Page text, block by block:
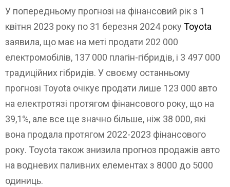
У попередньому прогнозі на фінансовий рік з 1
квітня 2023 року по 31 березня 2024 року Toyota
заявила, що має на меті продати 202 000
електромобілів, 137 000 плагін-гібридів, і 3 497 000
традиційних гібридів. У своєму останньому
прогнозі Toyota очікує продати лише 123 000 авто
на електротязі протягом фінансового року, що на
39,1%, але все ще значно більше, ніж 38 000, які
вона продала протягом 2022-2023 фінансового
року. Toyota також знизила прогноз продажів авто
на водневих паливних елементах з 8000 до 5000
одиниць.